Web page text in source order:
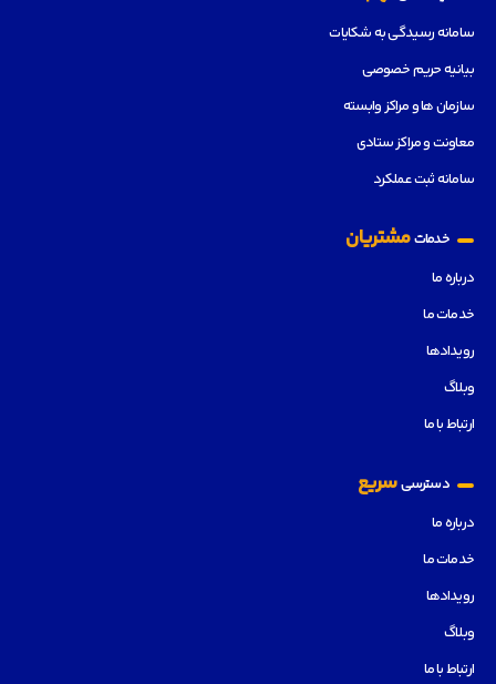
سامانه رسیدگی به شکایات
بیانیه حریم خصوصی
سازمان ها و مراکز وابسته
معاونت و مراکز ستادی
سامانه ثبت عملکرد
خدماتمشتریان
درباره ما
خدمات ما
رویدادها
وبلاگ
ارتباط با ما
دسترسیسریع
درباره ما
خدمات ما
رویدادها
وبلاگ
ارتباط با ما